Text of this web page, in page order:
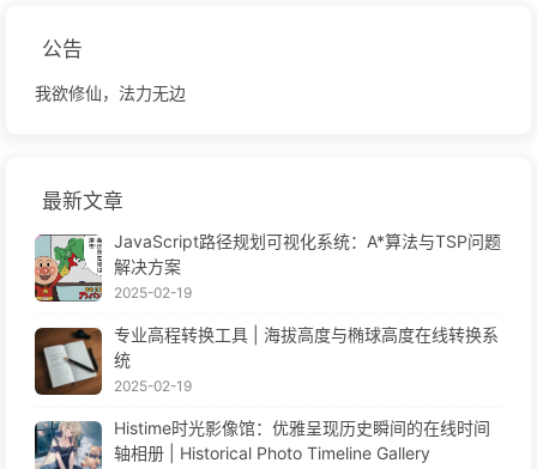
公告
我欲修仙，法力无边
最新文章
JavaScript路径规划可视化系统：A*算法与TSP问题
解决方案
2025-02-19
专业高程转换工具 | 海拔高度与椭球高度在线转换系
统
2025-02-19
Histime时光影像馆：优雅呈现历史瞬间的在线时间
轴相册 | Historical Photo Timeline Gallery